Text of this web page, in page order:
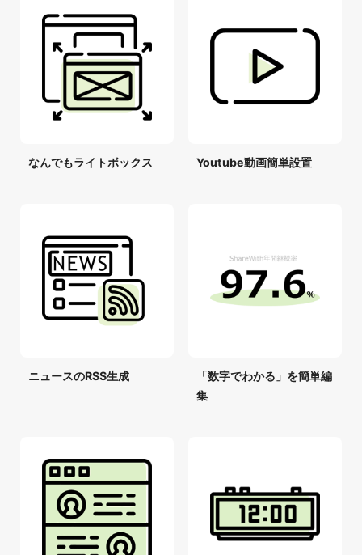
なんでもライトボックス Youtube動画簡単設置
ニュースのRSS生成
「数字でわかる」を簡単編
集